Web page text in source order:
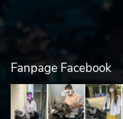
Fanpage Facebook